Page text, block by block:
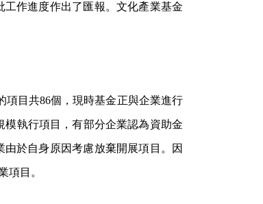
工作進度作出了匯報。文化產業基金
項目共86個，現時基金正與企業進行
執行項目，有部分企業認為資助金
於自身原因考慮放棄開展項目。因
項目。